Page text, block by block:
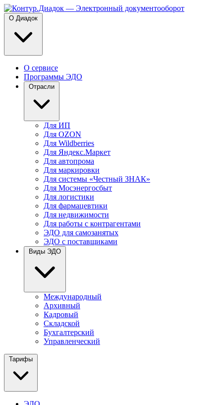
О Диадок
О сервисе
Программы ЭДО
Отрасли
Для ИП
Для OZON
Для Wildberries
Для Яндекс.Маркет
Для автопрома
Для маркировки
Для системы «Честный ЗНАК»
Для Мосэнергосбыт
Для логистики
Для фармацевтики
Для недвижимости
Для работы с контрагентами
ЭДО для самозанятых
ЭДО с поставщиками
Виды ЭДО
Международный
Архивный
Кадровый
Складской
Бухгалтерский
Управленческий
Тарифы